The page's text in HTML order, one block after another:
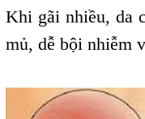
Khi gãi nhiều, da
mủ, dễ bội nhiễm